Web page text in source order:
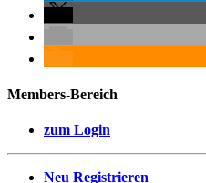
Members-Bereich
zum Login
Neu Registrieren